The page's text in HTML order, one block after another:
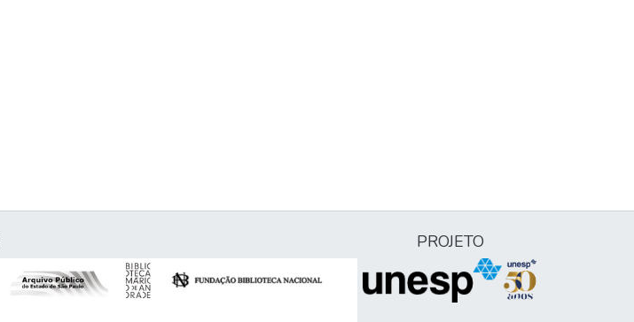
PROJETO